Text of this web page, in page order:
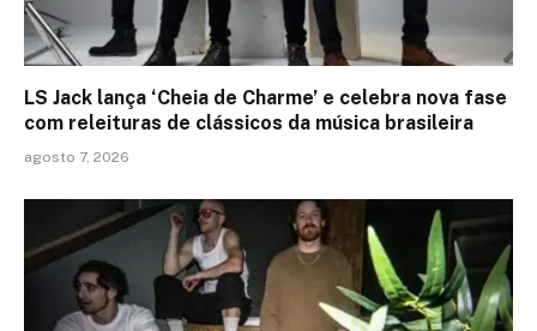
LS Jack lança ‘Cheia de Charme’ e celebra nova fase
com releituras de clássicos da música brasileira
agosto 7, 2026